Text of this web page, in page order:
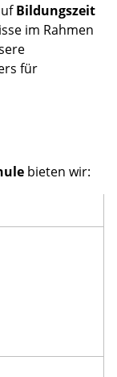
Bildungszeit
im Rahmen
für
bieten wir: